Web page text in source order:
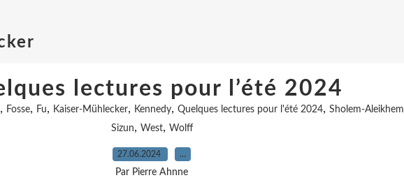
lectures pour l’été 2024
, Fosse, Fu, Kaiser-Mühlecker, Kennedy, Quelques lectures pour l'été 2024, Sholem-Aleikhem
Sizun, West, Wolff
27.06.2024 …
Par Pierre Ahnne